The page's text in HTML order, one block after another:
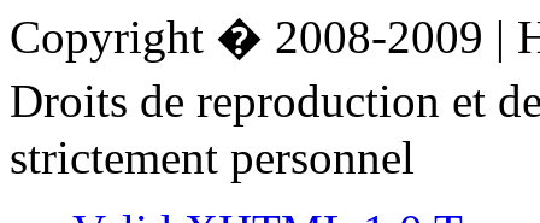
Copyright � 2008-2009 |
Droits de reproduction et
strictement personnel